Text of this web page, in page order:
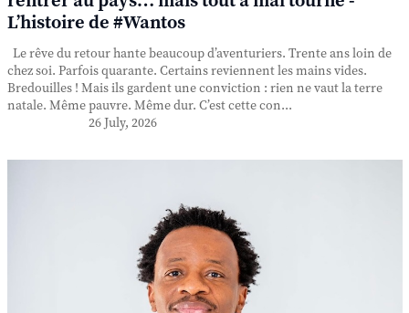
L’histoire de #Wantos
Le rêve du retour hante beaucoup d’aventuriers. Trente ans loin de
chez soi. Parfois quarante. Certains reviennent les mains vides.
Bredouilles ! Mais ils gardent une conviction : rien ne vaut la terre
natale. Même pauvre. Même dur. C’est cette con...
26 July, 2026